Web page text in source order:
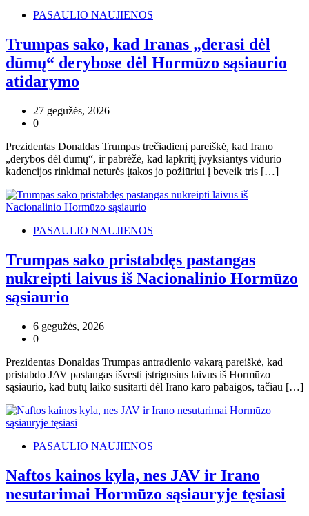
PASAULIO NAUJIENOS
Trumpas sako, kad Iranas „derasi dėl
dūmų“ derybose dėl Hormūzo sąsiaurio
atidarymo
27 gegužės, 2026
0
Prezidentas Donaldas Trumpas trečiadienį pareiškė, kad Irano
„derybos dėl dūmų“, ir pabrėžė, kad lapkritį įvyksiantys vidurio
kadencijos rinkimai neturės įtakos jo požiūriui į beveik tris […]
PASAULIO NAUJIENOS
Trumpas sako pristabdęs pastangas
nukreipti laivus iš Nacionalinio Hormūzo
sąsiaurio
6 gegužės, 2026
0
Prezidentas Donaldas Trumpas antradienio vakarą pareiškė, kad
pristabdo JAV pastangas išvesti įstrigusius laivus iš Hormūzo
sąsiaurio, kad būtų laiko susitarti dėl Irano karo pabaigos, tačiau […]
PASAULIO NAUJIENOS
Naftos kainos kyla, nes JAV ir Irano
nesutarimai Hormūzo sąsiauryje tęsiasi